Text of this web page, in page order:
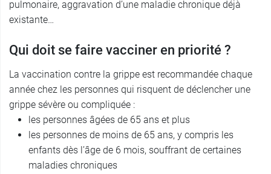
pulmonaire, aggravation d’une maladie chronique déjà
existante…
Qui doit se faire vacciner en priorité ?
La vaccination contre la grippe est recommandée chaque
année chez les personnes qui risquent de déclencher une
grippe sévère ou compliquée :
les personnes âgées de 65 ans et plus
les personnes de moins de 65 ans, y compris les
enfants dès l’âge de 6 mois, souffrant de certaines
maladies chroniques